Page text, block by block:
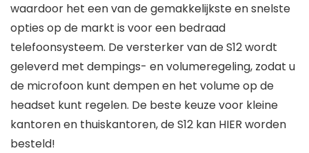
waardoor het een van de gemakkelijkste en snelste
opties op de markt is voor een bedraad
telefoonsysteem. De versterker van de S12 wordt
geleverd met dempings- en volumeregeling, zodat u
de microfoon kunt dempen en het volume op de
headset kunt regelen. De beste keuze voor kleine
kantoren en thuiskantoren, de S12 kan HIER worden
besteld!